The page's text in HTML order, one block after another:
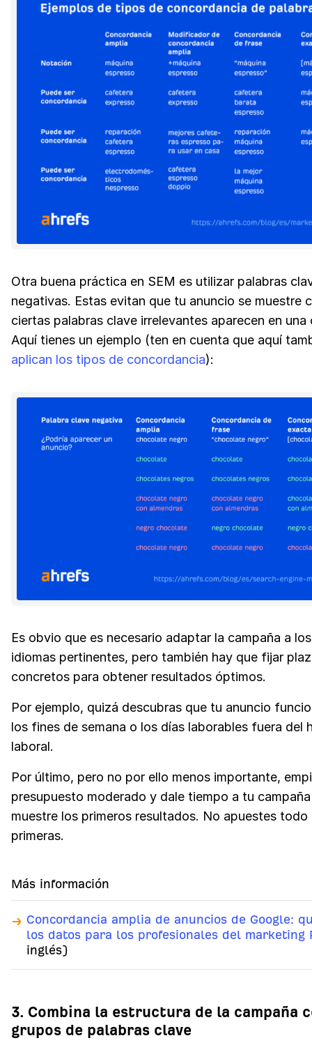
Otra buena práctica en SEM es utilizar palabras
negativas. Estas evitan que tu anuncio se muestre
ciertas palabras clave irrelevantes aparecen en una
Aquí tienes un ejemplo (ten en cuenta que aquí
aplican los tipos de concordancia):
Es obvio que es necesario adaptar la campaña a
idiomas pertinentes, pero también hay que fijar
concretos para obtener resultados óptimos.
Por ejemplo, quizá descubras que tu anuncio
los fines de semana o los días laborables fuera del
laboral.
Por último, pero no por ello menos importante,
presupuesto moderado y dale tiempo a tu
muestre los primeros resultados. No apuestes todo
primeras.
Más información
Concordancia amplia de anuncios de Google:
los datos para los profesionales del marketing
inglés)
3. Combina la estructura de la campaña
grupos de palabras clave